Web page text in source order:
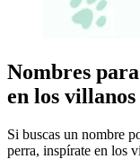
Nombres
en los
Si buscas un nombre
perra, inspírate en los